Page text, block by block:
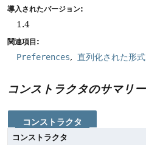
導入されたバージョン:
1.4
関連項目:
Preferences 直列化された形式
コンストラクタのサマリー
コンストラクタ
コンストラクタ